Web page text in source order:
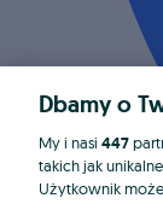
Dbamy o
My i nasi 447
takich jak
Użytkownik